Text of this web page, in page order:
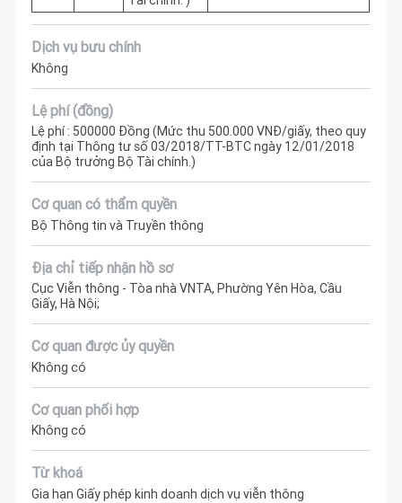
Dịch vụ bưu chính
Không
Lệ phí (đồng)
Lệ phí : 500000 Đồng (Mức thu 500.000 VNĐ/giấy, theo quy
định tại Thông tư số 03/2018/TT-BTC ngày 12/01/2018
của Bộ trưởng Bộ Tài chính.)
Cơ quan có thẩm quyền
Bộ Thông tin và Truyền thông
Địa chỉ tiếp nhận hồ sơ
Cục Viễn thông - Tòa nhà VNTA, Phường Yên Hòa, Cầu
Giấy, Hà Nội;
Cơ quan được ủy quyền
Không có
Cơ quan phối hợp
Không có
Từ khoá
Gia hạn Giấy phép kinh doanh dịch vụ viễn thông